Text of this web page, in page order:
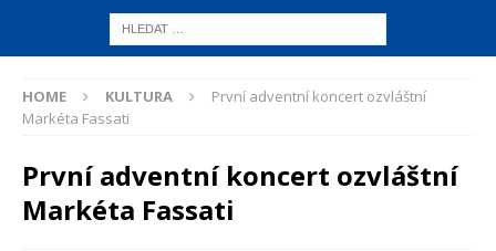
HOME KULTURA
První adventní koncert ozvláštní
Markéta Fassati
První adventní koncert ozvláštní
Markéta Fassati